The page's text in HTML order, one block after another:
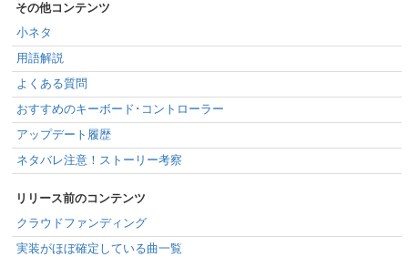
その他コンテンツ
小ネタ
用語解説
よくある質問
おすすめのキーボード･コントローラー
アップデート履歴
ネタバレ注意！ストーリー考察
リリース前のコンテンツ
クラウドファンディング
実装がほぼ確定している曲一覧